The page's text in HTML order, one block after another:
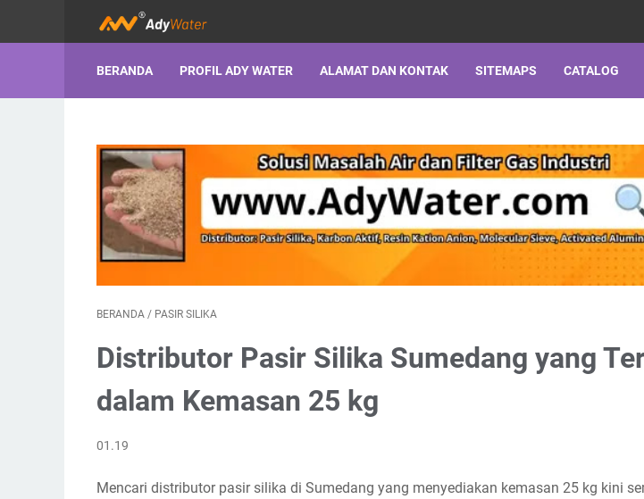
BERANDA PROFIL ADY WATER ALAMAT DAN KONTAK SITEMAPS CATALOG
BERANDA / PASIR SILIKA
Distributor Pasir Silika Sumedang yang
dalam Kemasan 25 kg
01.19
Mencari distributor pasir silika di Sumedang yang menyediakan kemasan 25 kg kini